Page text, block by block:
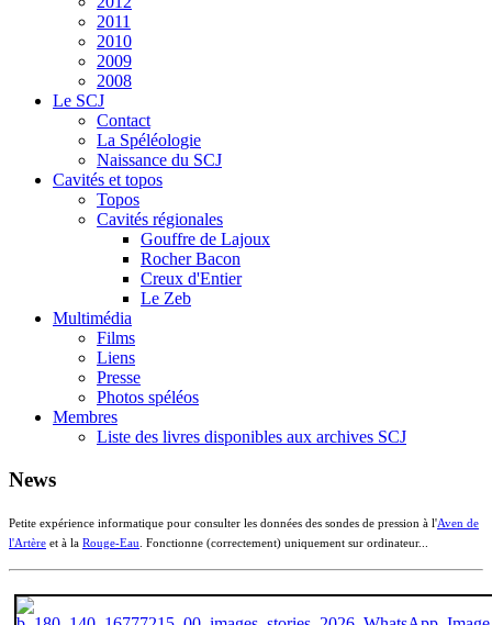
2011
2010
2009
2008
Le SCJ
Contact
La Spéléologie
Naissance du SCJ
Cavités et topos
Topos
Cavités régionales
Gouffre de Lajoux
Rocher Bacon
Creux d'Entier
Le Zeb
Multimédia
Films
Liens
Presse
Photos spéléos
Membres
Liste des livres disponibles aux archives SCJ
News
Petite expérience informatique pour consulter les données des sondes de pression à l'Aven de
l'Artère et à la Rouge-Eau. Fonctionne (correctement) uniquement sur ordinateur...